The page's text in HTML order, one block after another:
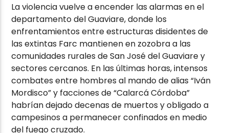
La violencia vuelve a encender las alarmas en el
departamento del Guaviare, donde los
enfrentamientos entre estructuras disidentes de
las extintas Farc mantienen en zozobra a las
comunidades rurales de San José del Guaviare y
sectores cercanos. En las últimas horas, intensos
combates entre hombres al mando de alias “Iván
Mordisco” y facciones de “Calarcá Córdoba”
habrían dejado decenas de muertos y obligado a
campesinos a permanecer confinados en medio
del fuego cruzado.